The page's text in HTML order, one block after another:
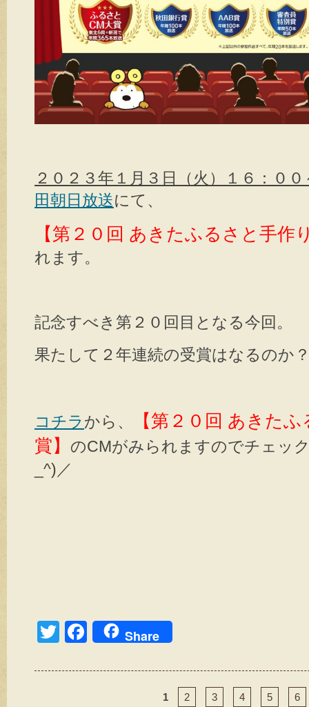
２０２３年１月３日（火）１６：０
田朝日放送にて、
【第２０回 あきたふるさと手作
れます。
記念すべき第２０回目となる今回。
果たして２年連続の受賞はなるのか
コチラから、
【第２０回 あきた
賞】
のCMがみられますのでチェッ
_^)／
T
tt
F
c
Share
1 2 3 4 5 6